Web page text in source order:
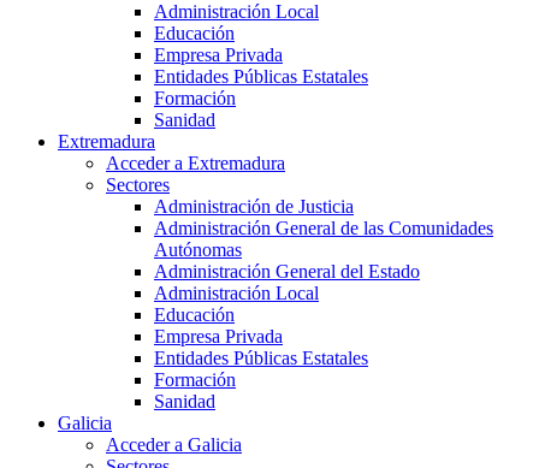
Administración Local
Educación
Empresa Privada
Entidades Públicas Estatales
Formación
Sanidad
Extremadura
Acceder a Extremadura
Sectores
Administración de Justicia
Administración General de las Comunidades
Autónomas
Administración General del Estado
Administración Local
Educación
Empresa Privada
Entidades Públicas Estatales
Formación
Sanidad
Galicia
Acceder a Galicia